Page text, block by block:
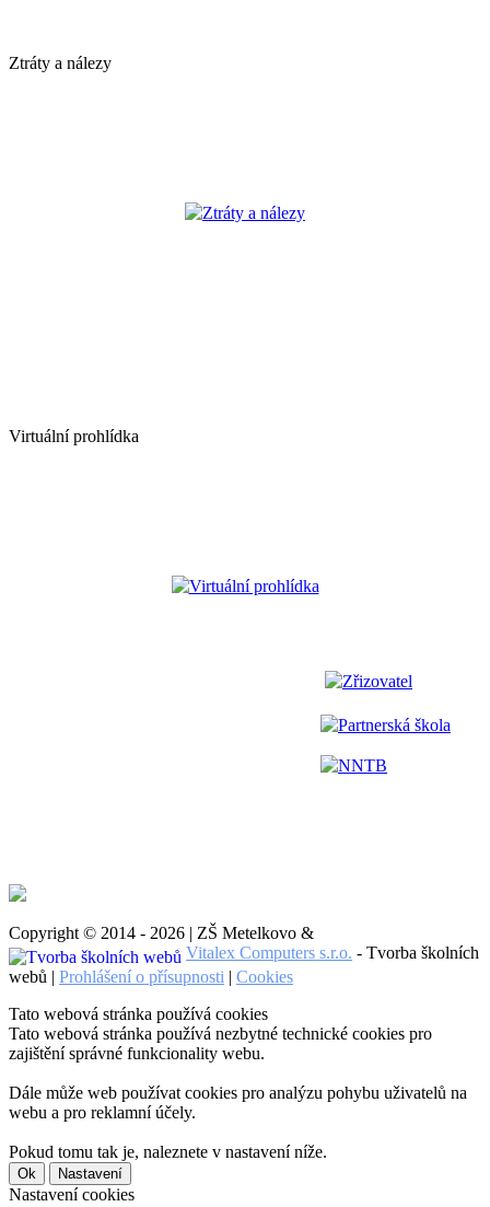
Ztráty a nálezy
Ztráty a nálezy
Virtuální prohlídka
Virtuální prohlídka
Zřizovatel
Partnerská škola
NNTB
Copyright © 2014 - 2026 | ZŠ Metelkovo &
Vitalex Computers s.r.o. - Tvorba školních
webů | Prohlášení o přísupnosti | Cookies
Tato webová stránka používá cookies
Tato webová stránka používá nezbytné technické cookies pro
zajištění správné funkcionality webu.
Dále může web používat cookies pro analýzu pohybu uživatelů na
webu a pro reklamní účely.
Pokud tomu tak je, naleznete v nastavení níže.
Ok Nastavení
Nastavení cookies